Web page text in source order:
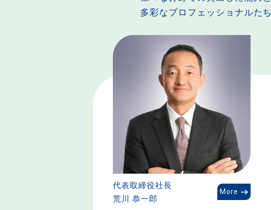
多彩なプロフェッショナルた
代表取締役社長
荒川 恭一郎
More